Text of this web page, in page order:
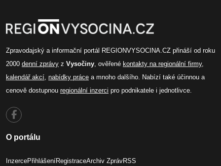
Zpravodajský a informační portál REGIONVYSOCINA.CZ přináší od roku
2000 denní zprávy z Vysočiny , ověřené kontakty na regionální firmy,
kalendář akcí nabídky práce a mnoho dalšího. Nabízí také účinnou a
cenově dostupnou regionální inzerci pro podnikatele i jednotlivce.
O portálu
InzercePřihlášeníRegistraceArchiv ZprávRSS